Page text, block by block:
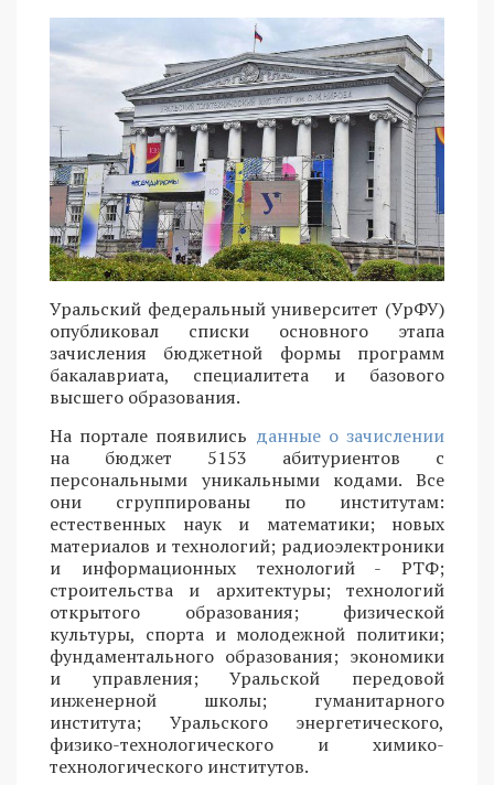
Уральский федеральный университет (УрФУ)
опубликовал списки основного этапа
зачисления бюджетной формы программ
бакалавриата, специалитета и базового
высшего образования.
На портале появились данные о зачислении
на бюджет 5153 абитуриентов с
персональными уникальными кодами. Все
они сгруппированы по институтам:
естественных наук и математики; новых
материалов и технологий; радиоэлектроники
и информационных технологий - РТФ;
строительства и архитектуры; технологий
открытого образования; физической
культуры, спорта и молодежной политики;
фундаментального образования; экономики
и управления; Уральской передовой
инженерной школы; гуманитарного
института; Уральского энергетического,
физико-технологического и химико-
технологического институтов.